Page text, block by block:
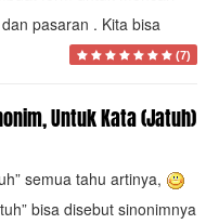
pasaran . Kita bisa
(7)
Untuk Kata (Jatuh)
semua tahu artinya,
bisa disebut sinonimnya